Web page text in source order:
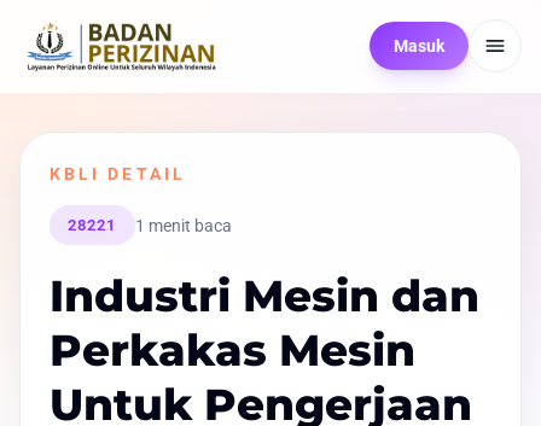
Masuk
KBLI DETAIL
28221 1 menit baca
Industri Mesin dan
Perkakas Mesin
Untuk Pengerjaan